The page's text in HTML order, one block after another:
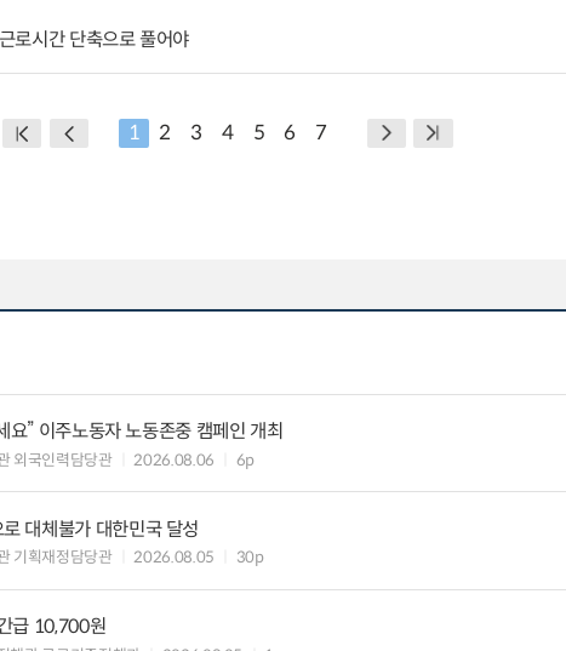
로시간 단축으로 풀어야
1 2 3 4 5 6 7
요” 이주노동자 노동존중 캠페인 개최
외국인력담당관 2026.08.06 6p
대체불가 대한민국 달성
기획재정담당관 2026.08.05 30p
급 10,700원